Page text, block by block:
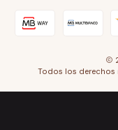
Todos los derechos